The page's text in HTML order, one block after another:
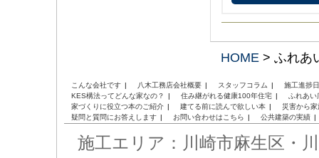
HOME > ふれあ
こんな会社です 八木工務店会社概要 スタッフコラム
施工進捗
KES構法ってどんな家なの？
住み継がれる健康100年住宅
ふれあ
家づくりに役立つ本のご紹介
建てる前に読んで欲しい本
災害から
疑問と質問にお答えします
お問い合わせはこちら 公共建築の実績
施工エリア： 川崎市麻生区・